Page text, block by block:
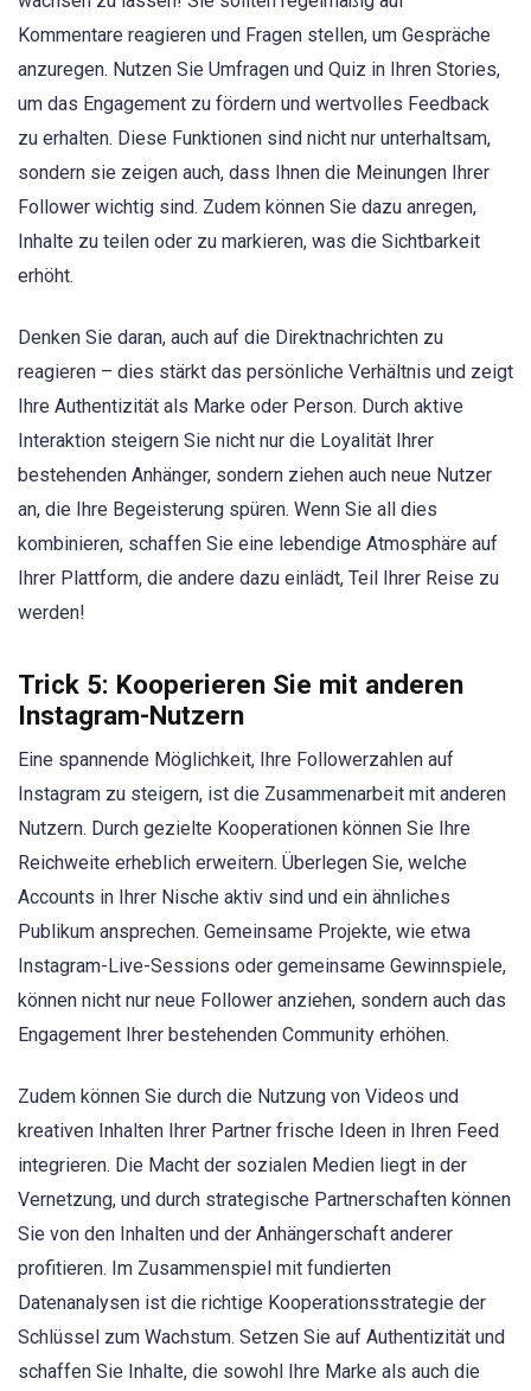
Kommentare reagieren und Fragen stellen, um Gespräche
anzuregen. Nutzen Sie Umfragen und Quiz in Ihren Stories,
um das Engagement zu fördern und wertvolles Feedback
zu erhalten. Diese Funktionen sind nicht nur unterhaltsam,
sondern sie zeigen auch, dass Ihnen die Meinungen Ihrer
Follower wichtig sind. Zudem können Sie dazu anregen,
Inhalte zu teilen oder zu markieren, was die Sichtbarkeit
erhöht.
Denken Sie daran, auch auf die Direktnachrichten zu
reagieren – dies stärkt das persönliche Verhältnis und zeigt
Ihre Authentizität als Marke oder Person. Durch aktive
Interaktion steigern Sie nicht nur die Loyalität Ihrer
bestehenden Anhänger, sondern ziehen auch neue Nutzer
an, die Ihre Begeisterung spüren. Wenn Sie all dies
kombinieren, schaffen Sie eine lebendige Atmosphäre auf
Ihrer Plattform, die andere dazu einlädt, Teil Ihrer Reise zu
werden!
Trick 5: Kooperieren Sie mit anderen
Instagram-Nutzern
Eine spannende Möglichkeit, Ihre Followerzahlen auf
Instagram zu steigern, ist die Zusammenarbeit mit anderen
Nutzern. Durch gezielte Kooperationen können Sie Ihre
Reichweite erheblich erweitern. Überlegen Sie, welche
Accounts in Ihrer Nische aktiv sind und ein ähnliches
Publikum ansprechen. Gemeinsame Projekte, wie etwa
Instagram-Live-Sessions oder gemeinsame Gewinnspiele,
können nicht nur neue Follower anziehen, sondern auch das
Engagement Ihrer bestehenden Community erhöhen.
Zudem können Sie durch die Nutzung von Videos und
kreativen Inhalten Ihrer Partner frische Ideen in Ihren Feed
integrieren. Die Macht der sozialen Medien liegt in der
Vernetzung, und durch strategische Partnerschaften können
Sie von den Inhalten und der Anhängerschaft anderer
profitieren. Im Zusammenspiel mit fundierten
Datenanalysen ist die richtige Kooperationsstrategie der
Schlüssel zum Wachstum. Setzen Sie auf Authentizität und
schaffen Sie Inhalte, die sowohl Ihre Marke als auch die